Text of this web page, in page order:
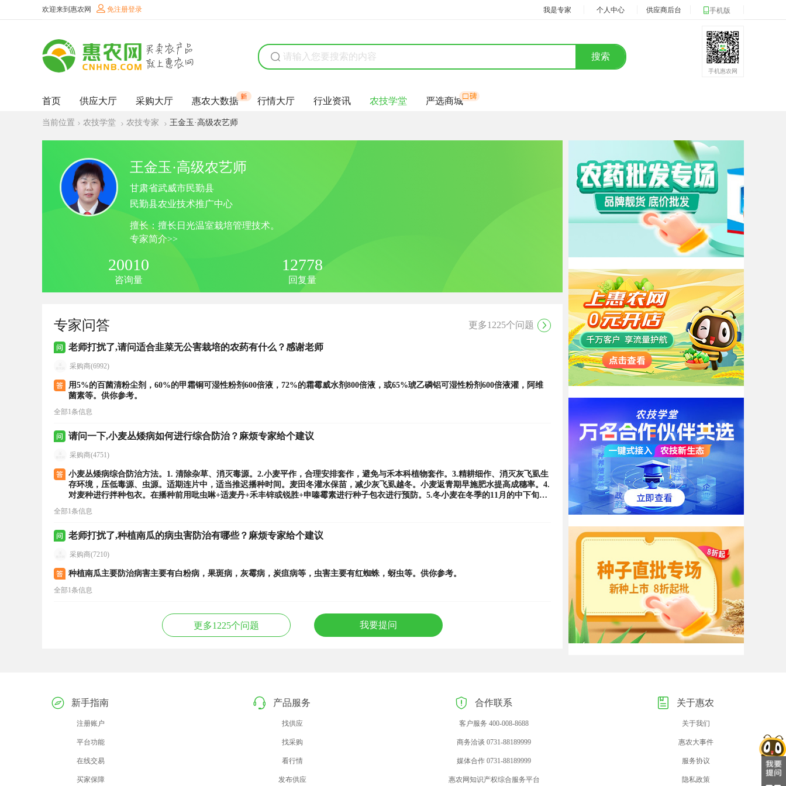
欢迎来到惠农网 免注册登录 我是专家 个人中心 供应商后台 手机版
搜索
手机惠农网
首页 供应大厅 采购大厅 惠农大数据 行情大厅 行业资讯 农技学堂 严选商城
当前位置 农技学堂 农技专家 王金玉·高级农艺师
王金玉·高级农艺师
甘肃省武威市民勤县
民勤县农业技术推广中心
擅长：擅长日光温室栽培管理技术。
专家简介>>
20010
咨询量
12778
回复量
专家问答 更多1225个问题
老师打扰了,请问适合韭菜无公害栽培的农药有什么？感谢老师
采购商(6992)
用5%的百菌清粉尘剂，60%的甲霜铜可湿性粉剂600倍液，72%的霜霉威水剂800倍液，或65%琥乙磷铝可湿性粉剂600倍液灌，阿维
菌素等。供你参考。
全部1条信息
请问一下,小麦丛矮病如何进行综合防治？麻烦专家给个建议
采购商(4751)
小麦丛矮病综合防治方法。1. 清除杂草、消灭毒源。2.小麦平作，合理安排套作，避免与禾本科植物套作。3.精耕细作、消灭灰飞虱生
存环境，压低毒源、虫源。适期连片中，适当推迟播种时间。麦田冬灌水保苗，减少灰飞虱越冬。小麦返青期早施肥水提高成穗率。4.
对麦种进行拌种包衣。在播种前用吡虫啉+适麦丹+禾丰锌或锐胜+申嗪霉素进行种子包衣进行预防。5.冬小麦在冬季的11月的中下旬或
3月的中下旬每亩用吡虫啉10克+禾丰锌25克+克毒宝30克或40%的氧乐果30毫升+海绿素25毫升或硕丰481+阿维毒30毫升兑一桶水进行
在晴天的中午进行喷雾，间隔5～7天，连续2～3次为宜。
全部1条信息
老师打扰了,种植南瓜的病虫害防治有哪些？麻烦专家给个建议
采购商(7210)
种植南瓜主要防治病害主要有白粉病，果斑病，灰霉病，炭疽病等，虫害主要有红蜘蛛，蚜虫等。供你参考。
全部1条信息
更多1225个问题 我要提问
新手指南
注册账户
平台功能
在线交易
买家保障
产品服务
找供应
找采购
看行情
发布供应
合作联系
客户服务 400-008-8688
商务洽谈 0731-88189999
媒体合作 0731-88189999
惠农网知识产权综合服务平台
关于惠农
关于我们
惠农大事件
服务协议
隐私政策